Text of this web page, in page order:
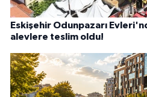
Eskişehir Odunpazarı
alevlere teslim oldu!